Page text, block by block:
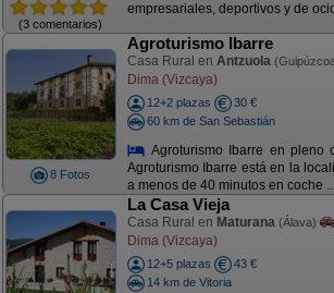
(3 comentarios)
empresariales, deportivos y de
8 Fotos
Agroturismo Ibarre
Casa Rural en Antzuola
Dima (Vizcaya)
12+2 plazas
30 €
60 km de San Sebastián
Agroturismo Ibarre en pleno
Agroturismo Ibarre está en la
a menos de 40 minutos en coche
La Casa Vieja
Casa Rural en Maturana (Álava)
Dima (Vizcaya)
12+5 plazas
43 €
14 km de Vitoria